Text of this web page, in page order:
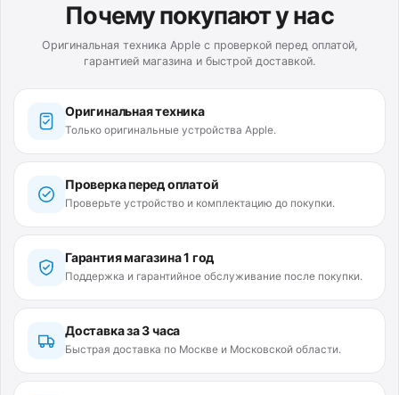
Почему покупают у нас
Оригинальная техника Apple с проверкой перед оплатой,
гарантией магазина и быстрой доставкой.
Оригинальная техника
Только оригинальные устройства Apple.
Проверка перед оплатой
Проверьте устройство и комплектацию до покупки.
Гарантия магазина 1 год
Поддержка и гарантийное обслуживание после покупки.
Доставка за 3 часа
Быстрая доставка по Москве и Московской области.